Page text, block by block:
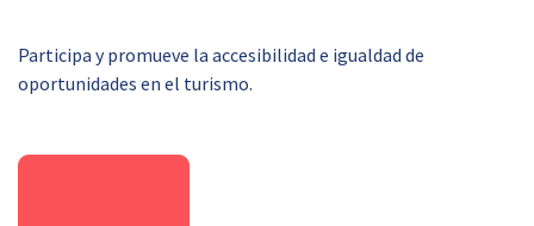
Participa y promueve la accesibilidad e igualdad de
oportunidades en el turismo.